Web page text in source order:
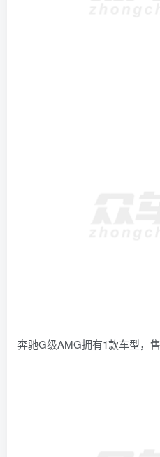
奔驰G级AMG拥有1款车型，售